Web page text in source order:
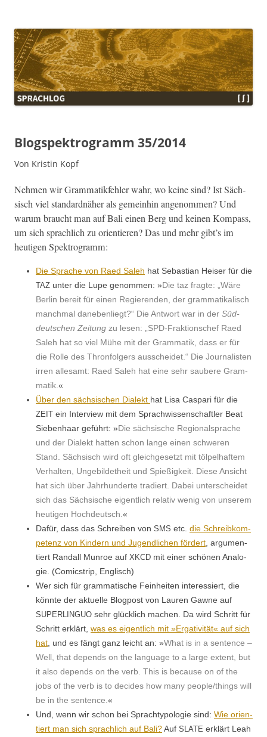
Blogspektrogramm 35/2014
Von Kristin Kopf
Nehmen wir Gram­matik­fehler wahr, wo keine sind? Ist Säch­
sisch viel stan­dard­näher als gemein­hin angenom­men? Und
warum braucht man auf Bali einen Berg und keinen Kom­pass,
um sich sprach­lich zu ori­en­tieren? Das und mehr gibt’s im
heuti­gen Spektrogramm:
Die Sprache von Raed Saleh hat Sebas­t­ian Heis­er für die
TAZ unter die Lupe genom­men: »Die taz fragte: „Wäre
Berlin bere­it für einen Regieren­den, der gram­matikalisch
manch­mal daneben­liegt?“ Die Antwort war in der Süd­
deutschen Zeitung zu lesen: „SPD-Frak­tion­schef Raed
Saleh hat so viel Mühe mit der Gram­matik, dass er für
die Rolle des Thron­fol­gers auss­chei­det.“ Die Jour­nal­is­ten
irren alle­samt: Raed Saleh hat eine sehr saubere Gram­
matik. «
Über den säch­sis­chen Dialekt hat Lisa Cas­pari für die
ZEIT ein Inter­view mit dem Sprach­wis­senschaftler Beat
Sieben­haar geführt: »Die säch­sis­che Region­al­sprache
und der Dialekt hat­ten schon lange einen schw­eren
Stand. Säch­sisch wird oft gle­ichge­set­zt mit tölpel­haftem
Ver­hal­ten, Unge­bilde­theit und Spießigkeit. Diese Ansicht
hat sich über Jahrhun­derte tradiert. Dabei unter­schei­det
sich das Säch­sis­che eigentlich rel­a­tiv wenig von unserem
heuti­gen Hochdeutsch. «
Dafür, dass das Schreiben von SMS etc. die Schreibkom­
pe­tenz von Kindern und Jugendlichen fördert , argu­men­
tiert Ran­dall Munroe auf XKCD mit ein­er schö­nen Analo­
gie. (Comic­strip, Englisch)
Wer sich für gram­ma­tis­che Fein­heit­en inter­essiert, die
kön­nte der aktuelle Blog­post von Lau­ren Gawne auf
SUPERLINGUO sehr glück­lich machen. Da wird Schritt für
Schritt erk­lärt, was es eigentlich mit »Erga­tiv­ität« auf sich
hat , und es fängt ganz leicht an: »What is in a sen­tence –
Well, that depends on the lan­guage to a large extent, but
it also depends on the verb. This is because on of the
jobs of the verb is to decides how many people/things will
be in the sen­tence. «
Und, wenn wir schon bei Sprachty­polo­gie sind: Wie ori­en­
tiert man sich sprach­lich auf Bali?Auf SLATE erk­lärt Leah